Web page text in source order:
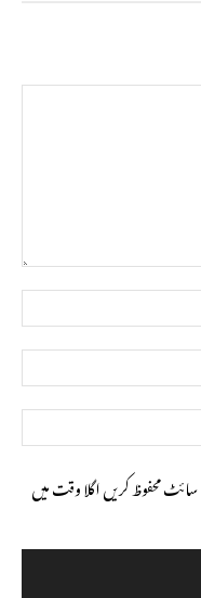
نام*
ای
میل*
ویب
سائٹ
محفوظ کریں اگلا وقت میں